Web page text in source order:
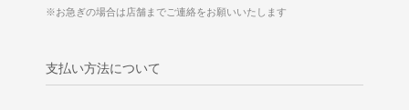
※お急ぎの場合は店舗までご連絡をお願いいたします
支払い方法について